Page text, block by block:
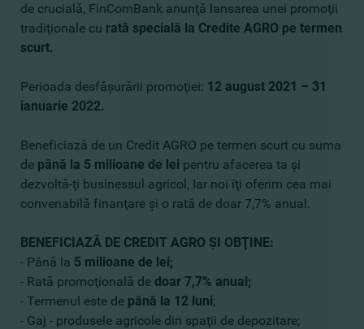
de crucială, FinComBank anunţă lansarea unei promoţii
tradiţionale cu rată specială la Credite AGRO pe termen
scurt.
Perioada desfăşurării promoţiei: 12 august 2021 – 31
ianuarie 2022.
Beneficiază de un Credit AGRO pe termen scurt cu suma
de până la 5 milioane de lei pentru afacerea ta şi
dezvoltă-ţi businessul agricol, Iar noi îţi oferim cea mai
convenabilă finanţare şi o rată de doar 7,7% anual.
BENEFICIAZĂ DE CREDIT AGRO ŞI OBŢINE:
- Până la 5 milioane de lei;
- Rată promoţională de doar 7,7% anual;
- Termenul este de până la 12 luni;
- Gaj - produsele agricole din spaţii de depozitare;